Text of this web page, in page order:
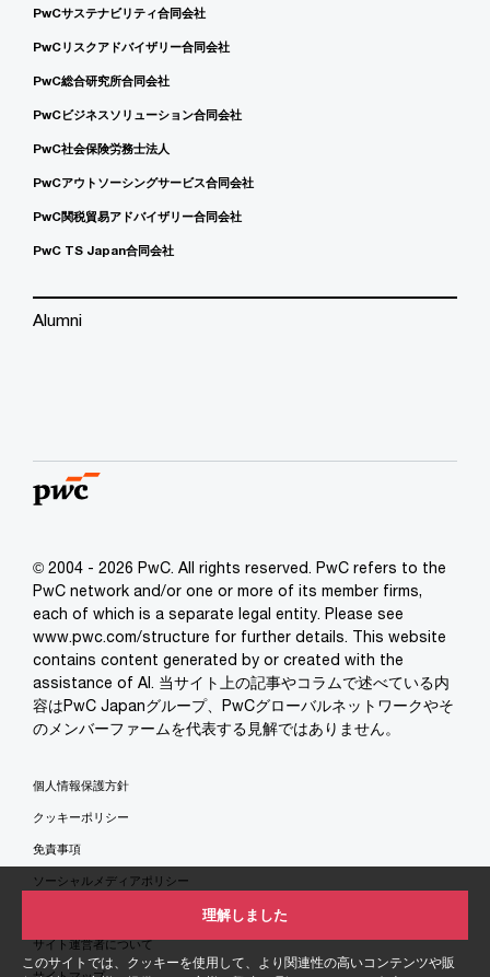
このサイトでは、クッキーを使用して、より関連性の高いコンテンツや販
理解しました
PwCサステナビリティ合同会社
PwCリスクアドバイザリー合同会社
PwC総合研究所合同会社
PwCビジネスソリューション合同会社
PwC社会保険労務士法人
PwCアウトソーシングサービス合同会社
PwC関税貿易アドバイザリー合同会社
PwC TS Japan合同会社
Alumni
© 2004 - 2026 PwC. All rights reserved. PwC refers to the
PwC network and/or one or more of its member firms,
each of which is a separate legal entity. Please see
www.pwc.com/structure for further details. This website
contains content generated by or created with the
assistance of AI. 当サイト上の記事やコラムで述べている内
容はPwC Japanグループ、PwCグローバルネットワークやそ
のメンバーファームを代表する見解ではありません。
個人情報保護方針
クッキーポリシー
免責事項
ソーシャルメディアポリシー
サイト運営者について